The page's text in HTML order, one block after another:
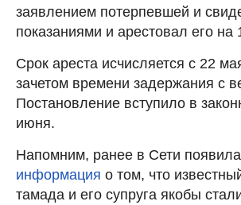
заявлением потерпевшей и
показаниями и арестовал его на
Срок ареста исчисляется с 22
зачетом времени задержания с
Постановление вступило в
июня.
Напомним, ранее в Сети
информация о том, что
тамада и его супруга якобы